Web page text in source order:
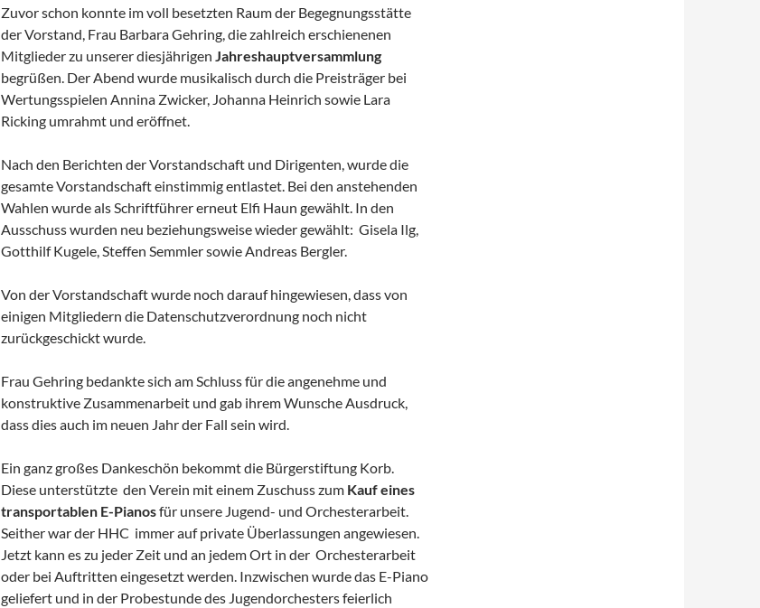
Zuvor schon konnte im voll besetzten Raum der Begegnungsstätte
der Vorstand, Frau Barbara Gehring, die zahlreich erschienenen
Mitglieder zu unserer diesjährigen Jahreshauptversammlung
begrüßen. Der Abend wurde musikalisch durch die Preisträger bei
Wertungsspielen Annina Zwicker, Johanna Heinrich sowie Lara
Ricking umrahmt und eröffnet.
Nach den Berichten der Vorstandschaft und Dirigenten, wurde die
gesamte Vorstandschaft einstimmig entlastet. Bei den anstehenden
Wahlen wurde als Schriftführer erneut Elfi Haun gewählt. In den
Ausschuss wurden neu beziehungsweise wieder gewählt: Gisela Ilg,
Gotthilf Kugele, Steffen Semmler sowie Andreas Bergler.
Von der Vorstandschaft wurde noch darauf hingewiesen, dass von
einigen Mitgliedern die Datenschutzverordnung noch nicht
zurückgeschickt wurde.
Frau Gehring bedankte sich am Schluss für die angenehme und
konstruktive Zusammenarbeit und gab ihrem Wunsche Ausdruck,
dass dies auch im neuen Jahr der Fall sein wird.
Ein ganz großes Dankeschön bekommt die Bürgerstiftung Korb.
Diese unterstützte den Verein mit einem Zuschuss zum Kauf eines
transportablen E-Pianosfür unsere Jugend- und Orchesterarbeit.
Seither war der HHC immer auf private Überlassungen angewiesen.
Jetzt kann es zu jeder Zeit und an jedem Ort in der Orchesterarbeit
oder bei Auftritten eingesetzt werden. Inzwischen wurde das E-Piano
geliefert und in der Probestunde des Jugendorchesters feierlich